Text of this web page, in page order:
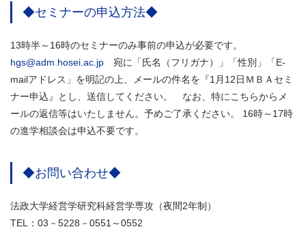
◆セミナーの申込方法◆
13時半～16時のセミナーのみ事前の申込が必要です。
hgs@adm.hosei.ac.jp 宛に「氏名（フリガナ）」「性別」「E-
mailアドレス」を明記の上、メールの件名を『1月12日ＭＢＡセミ
ナー申込』とし、送信してください。 なお、特にこちらからメ
ールの返信等はいたしません。予めご了承ください。 16時～17時
の進学相談会は申込不要です。
◆お問い合わせ◆
法政大学経営学研究科経営学専攻（夜間2年制）
TEL：03－5228－0551～0552